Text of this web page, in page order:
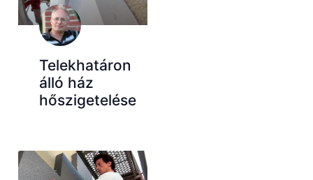
Telekhatáron
álló ház
hőszigetelése